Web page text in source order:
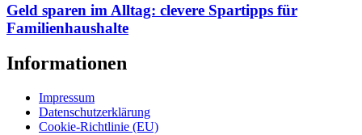
Geld sparen im Alltag: clevere Spartipps für
Familienhaushalte
Informationen
Impressum
Datenschutzerklärung
Cookie-Richtlinie (EU)